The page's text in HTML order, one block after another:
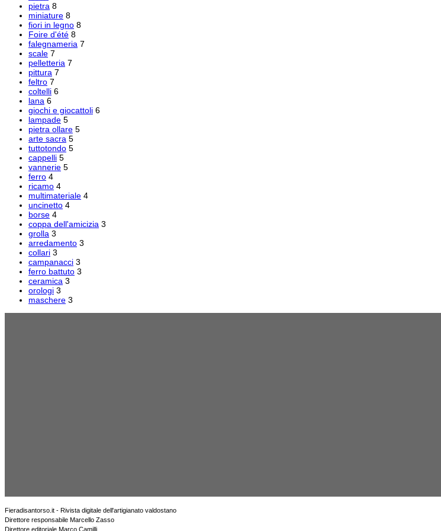
pietra 8
miniature 8
fiori in legno 8
Foire d'été 8
falegnameria 7
scale 7
pelletteria 7
pittura 7
feltro 7
coltelli 6
lana 6
giochi e giocattoli 6
lampade 5
pietra ollare 5
arte sacra 5
tuttotondo 5
cappelli 5
vannerie 5
ferro 4
ricamo 4
multimateriale 4
uncinetto 4
borse 4
coppa dell'amicizia 3
grolla 3
arredamento 3
collari 3
campanacci 3
ferro battuto 3
ceramica 3
orologi 3
maschere 3
Fieradisantorso.it - Rivista digitale dell'artigianato valdostano
Direttore responsabile Marcello Zasso
Direttore editoriale Marco Camilli